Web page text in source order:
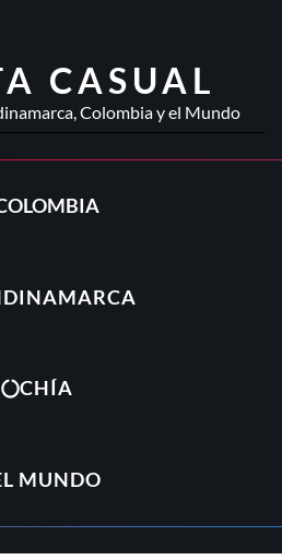
CASUAL
Colombia y el Mundo
CHÍA
MUNDO